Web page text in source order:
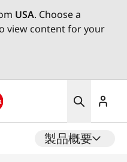
USA. Choose a
view content for your
製品概要